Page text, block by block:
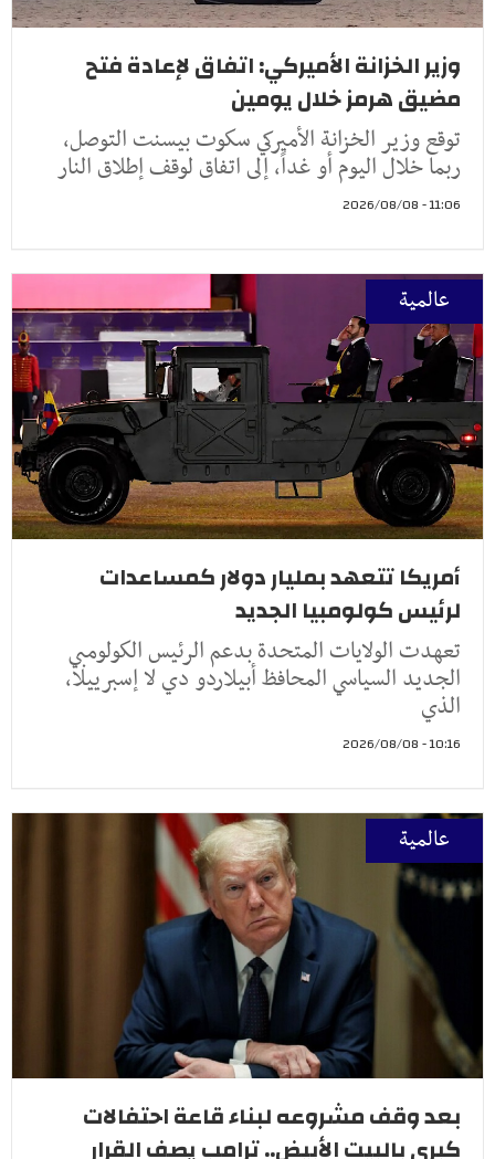
وزير الخزانة الأميركي: اتفاق لإعادة فتح
مضيق هرمز خلال يومين
توقع وزير الخزانة الأميركي سكوت بيسنت التوصل،
ربما خلال اليوم أو غداً، إلى اتفاق لوقف إطلاق النار
11:06 - 2026/08/08
عالمية
أمريكا تتعهد بمليار دولار كمساعدات
لرئيس كولومبيا الجديد
تعهدت الولايات المتحدة بدعم الرئيس الكولومبي
الجديد السياسي المحافظ أبيلاردو دي لا إسبرييلا،
الذي
10:16 - 2026/08/08
عالمية
بعد وقف مشروعه لبناء قاعة احتفالات
كبرى بالبيت الأبيض.. ترامب يصف القرار